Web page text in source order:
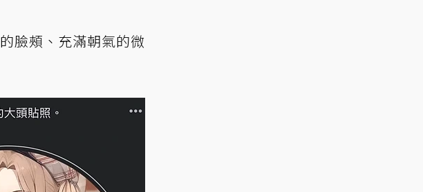
臉頰、充滿朝氣的微